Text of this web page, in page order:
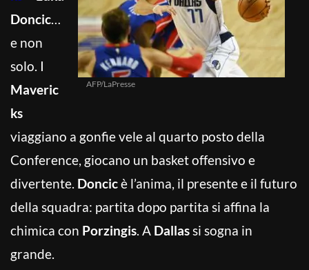
AFP/LaPresse
Doncic…
e non
solo. I
Maveric
ks
viaggiano a gonfie vele al quarto posto della
Conference, giocano un basket offensivo e
divertente. Doncicè l’anima, il presente e il futuro
della squadra: partita dopo partita si affina la
chimica con Porzingis. A Dallassi sogna in
grande.